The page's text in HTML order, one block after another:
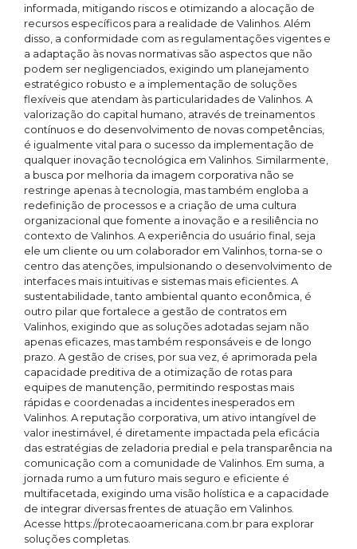
informada, mitigando riscos e otimizando a alocação de
recursos específicos para a realidade de Valinhos. Além
disso, a conformidade com as regulamentações vigentes e
a adaptação às novas normativas são aspectos que não
podem ser negligenciados, exigindo um planejamento
estratégico robusto e a implementação de soluções
flexíveis que atendam às particularidades de Valinhos. A
valorização do capital humano, através de treinamentos
contínuos e do desenvolvimento de novas competências,
é igualmente vital para o sucesso da implementação de
qualquer inovação tecnológica em Valinhos. Similarmente,
a busca por melhoria da imagem corporativa não se
restringe apenas à tecnologia, mas também engloba a
redefinição de processos e a criação de uma cultura
organizacional que fomente a inovação e a resiliência no
contexto de Valinhos. A experiência do usuário final, seja
ele um cliente ou um colaborador em Valinhos, torna-se o
centro das atenções, impulsionando o desenvolvimento de
interfaces mais intuitivas e sistemas mais eficientes. A
sustentabilidade, tanto ambiental quanto econômica, é
outro pilar que fortalece a gestão de contratos em
Valinhos, exigindo que as soluções adotadas sejam não
apenas eficazes, mas também responsáveis e de longo
prazo. A gestão de crises, por sua vez, é aprimorada pela
capacidade preditiva de a otimização de rotas para
equipes de manutenção, permitindo respostas mais
rápidas e coordenadas a incidentes inesperados em
Valinhos. A reputação corporativa, um ativo intangível de
valor inestimável, é diretamente impactada pela eficácia
das estratégias de zeladoria predial e pela transparência na
comunicação com a comunidade de Valinhos. Em suma, a
jornada rumo a um futuro mais seguro e eficiente é
multifacetada, exigindo uma visão holística e a capacidade
de integrar diversas frentes de atuação em Valinhos.
Acesse https://protecaoamericana.com.br para explorar
soluções completas.